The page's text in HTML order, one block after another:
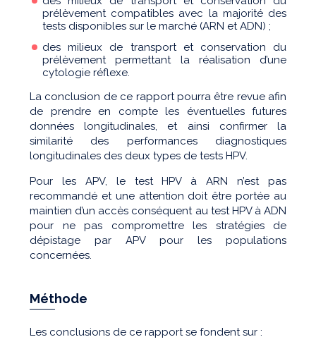
prélèvement compatibles avec la majorité des
tests disponibles sur le marché (ARN et ADN) ;
des milieux de transport et conservation du
prélèvement permettant la réalisation d’une
cytologie réflexe.
La conclusion de ce rapport pourra être revue afin
de prendre en compte les éventuelles futures
données longitudinales, et ainsi confirmer la
similarité des performances diagnostiques
longitudinales des deux types de tests HPV.
Pour les APV, le test HPV à ARN n’est pas
recommandé et une attention doit être portée au
maintien d’un accès conséquent au test HPV à ADN
pour ne pas compromettre les stratégies de
dépistage par APV pour les populations
concernées.
Méthode
Les conclusions de ce rapport se fondent sur :